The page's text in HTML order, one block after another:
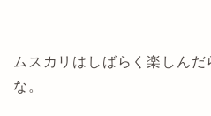
ムスカリはしばらく楽しん
な。